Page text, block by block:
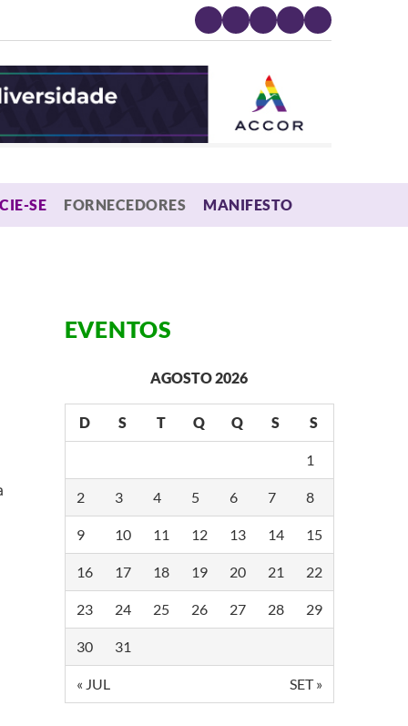
SE FORNECEDORES MANIFESTO
EVENTOS
AGOSTO 2026
D S T Q Q S S
1
2 3 4 5 6 7 8
9 10 11 12 13 14 15
16 17 18 19 20 21 22
23 24 25 26 27 28 29
30 31
« JUL SET »